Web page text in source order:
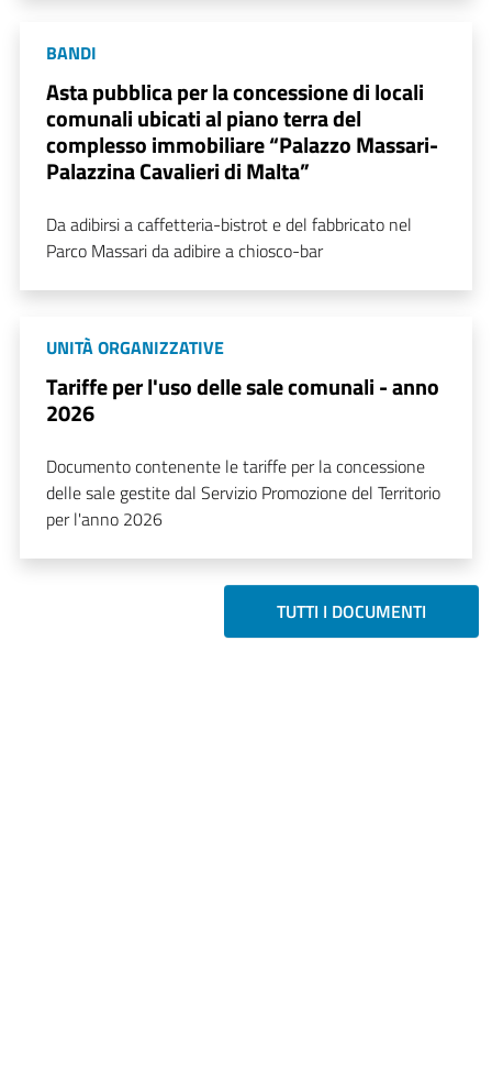
BANDI
Asta pubblica per la concessione di locali
comunali ubicati al piano terra del
complesso immobiliare “Palazzo Massari-
Palazzina Cavalieri di Malta”
Da adibirsi a caffetteria-bistrot e del fabbricato nel
Parco Massari da adibire a chiosco-bar
UNITÀ ORGANIZZATIVE
Tariffe per l'uso delle sale comunali - anno
2026
Documento contenente le tariffe per la concessione
delle sale gestite dal Servizio Promozione del Territorio
per l'anno 2026
TUTTI I DOCUMENTI